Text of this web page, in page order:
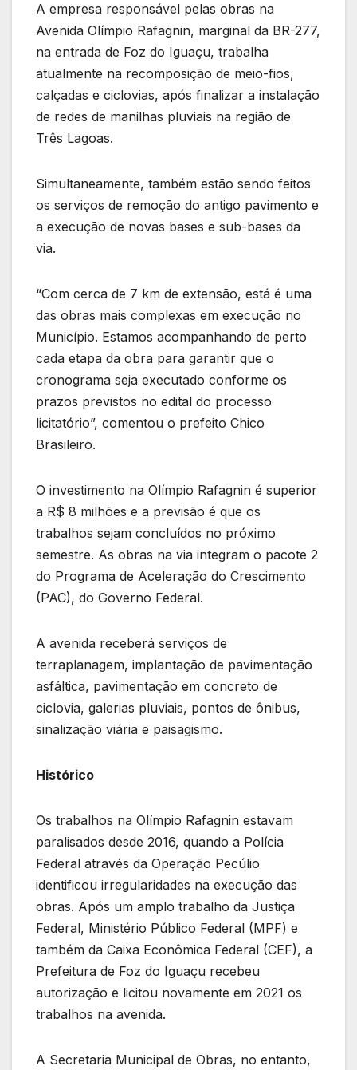
A empresa responsável pelas obras na
Avenida Olímpio Rafagnin, marginal da BR-277,
na entrada de Foz do Iguaçu, trabalha
atualmente na recomposição de meio-fios,
calçadas e ciclovias, após finalizar a instalação
de redes de manilhas pluviais na região de
Três Lagoas.
Simultaneamente, também estão sendo feitos
os serviços de remoção do antigo pavimento e
a execução de novas bases e sub-bases da
via.
“Com cerca de 7 km de extensão, está é uma
das obras mais complexas em execução no
Município. Estamos acompanhando de perto
cada etapa da obra para garantir que o
cronograma seja executado conforme os
prazos previstos no edital do processo
licitatório”, comentou o prefeito Chico
Brasileiro.
O investimento na Olímpio Rafagnin é superior
a R$ 8 milhões e a previsão é que os
trabalhos sejam concluídos no próximo
semestre. As obras na via integram o pacote 2
do Programa de Aceleração do Crescimento
(PAC), do Governo Federal.
A avenida receberá serviços de
terraplanagem, implantação de pavimentação
asfáltica, pavimentação em concreto de
ciclovia, galerias pluviais, pontos de ônibus,
sinalização viária e paisagismo.
Histórico
Os trabalhos na Olímpio Rafagnin estavam
paralisados desde 2016, quando a Polícia
Federal através da Operação Pecúlio
identificou irregularidades na execução das
obras. Após um amplo trabalho da Justiça
Federal, Ministério Público Federal (MPF) e
também da Caixa Econômica Federal (CEF), a
Prefeitura de Foz do Iguaçu recebeu
autorização e licitou novamente em 2021 os
trabalhos na avenida.
A Secretaria Municipal de Obras, no entanto,